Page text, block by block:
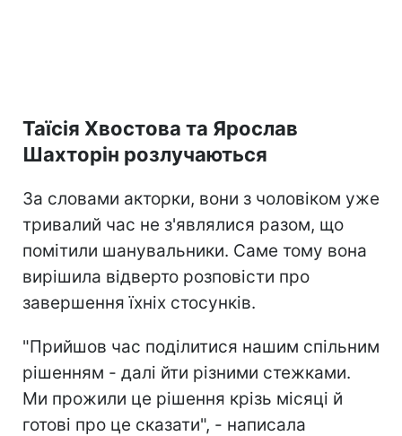
Таїсія Хвостова та Ярослав
Шахторін розлучаються
За словами акторки, вони з чоловіком уже
тривалий час не з'являлися разом, що
помітили шанувальники. Саме тому вона
вирішила відверто розповісти про
завершення їхніх стосунків.
"Прийшов час поділитися нашим спільним
рішенням - далі йти різними стежками.
Ми прожили це рішення крізь місяці й
готові про це сказати", - написала